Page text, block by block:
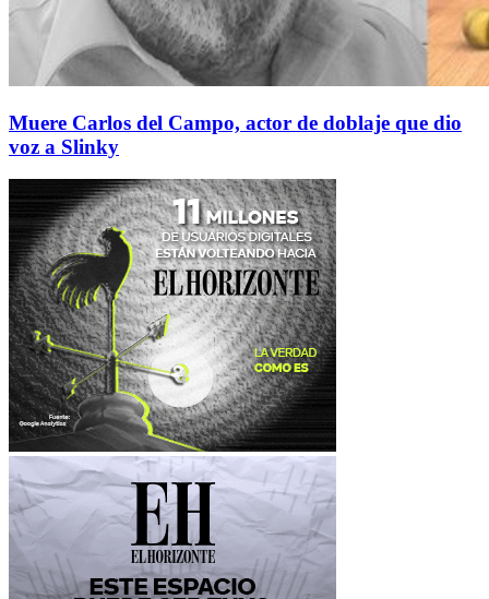
Muere Carlos del Campo, actor de doblaje que dio
voz a Slinky